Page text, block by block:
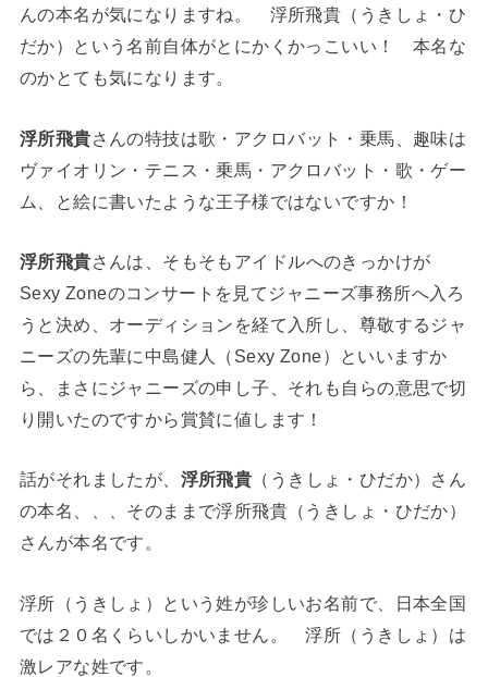
んの本名が気になりますね。 浮所飛貴（うきしょ・ひ
だか）という名前自体がとにかくかっこいい！ 本名な
のかとても気になります。
浮所飛貴さんの特技は歌・アクロバット・乗馬、趣味は
ヴァイオリン・テニス・乗馬・アクロバット・歌・ゲー
ム、と絵に書いたような王子様ではないですか！
浮所飛貴さんは、そもそもアイドルへのきっかけが
Sexy Zoneのコンサートを見てジャニーズ事務所へ入ろ
うと決め、オーディションを経て入所し、尊敬するジャ
ニーズの先輩に中島健人（Sexy Zone）といいますか
ら、まさにジャニーズの申し子、それも自らの意思で切
り開いたのですから賞賛に値します！
話がそれましたが、 浮所飛貴 （うきしょ・ひだか）さん
の本名、、、そのままで浮所飛貴（うきしょ・ひだか）
さんが本名です。
浮所（うきしょ）という姓が珍しいお名前で、日本全国
では２０名くらいしかいません。 浮所（うきしょ）は
激レアな姓です。